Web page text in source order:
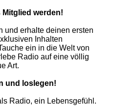
werden!
und erhalte deinen ersten
Inhalten
ein in die Welt von
Radio auf eine völlig
Art.
und loslegen!
Radio, ein Lebensgefühl.